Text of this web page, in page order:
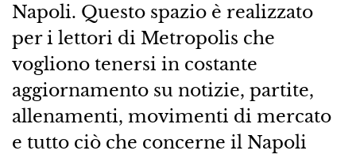
Napoli. Questo spazio è realizzato
per i lettori di Metropolis che
vogliono tenersi in costante
aggiornamento su notizie, partite,
allenamenti, movimenti di mercato
e tutto ciò che concerne il Napoli